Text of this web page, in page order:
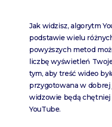
Jak widzisz, algorytm
podstawie wielu
powyższych metod
liczbę wyświetleń
tym, aby treść wideo
przygotowana w dobrej
widzowie będą chętniej
YouTube.